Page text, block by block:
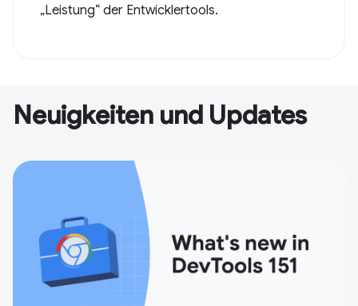
„Leistung“ der Entwicklertools.
Neuigkeiten und Updates